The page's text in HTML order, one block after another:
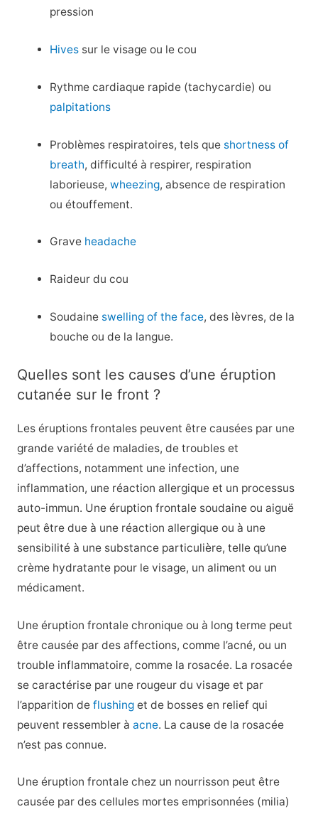
pression
Hives sur le visage ou le cou
Rythme cardiaque rapide (tachycardie) ou
palpitations
Problèmes respiratoires, tels que shortness of
breath, difficulté à respirer, respiration
laborieuse,wheezing, absence de respiration
ou étouffement.
Grave headache
Raideur du cou
Soudaine swelling of the face, des lèvres, de la
bouche ou de la langue.
Quelles sont les causes d’une éruption
cutanée sur le front ?
Les éruptions frontales peuvent être causées par une
grande variété de maladies, de troubles et
d’affections, notamment une infection, une
inflammation, une réaction allergique et un processus
auto-immun. Une éruption frontale soudaine ou aiguë
peut être due à une réaction allergique ou à une
sensibilité à une substance particulière, telle qu’une
crème hydratante pour le visage, un aliment ou un
médicament.
Une éruption frontale chronique ou à long terme peut
être causée par des affections, comme l’acné, ou un
trouble inflammatoire, comme la rosacée. La rosacée
se caractérise par une rougeur du visage et par
l’apparition de flushinget de bosses en relief qui
peuvent ressembler à acne. La cause de la rosacée
n’est pas connue.
Une éruption frontale chez un nourrisson peut être
causée par des cellules mortes emprisonnées (milia)